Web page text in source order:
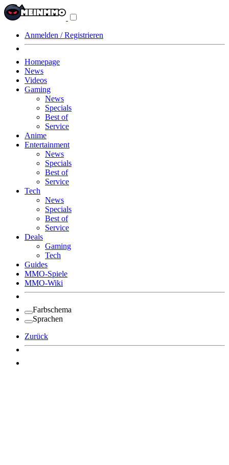
Anmelden / Registrieren
Homepage
News
Videos
Gaming
News
Specials
Best of
Service
Anime
Entertainment
News
Specials
Best of
Service
Tech
News
Specials
Best of
Service
Deals
Gaming
Tech
Guides
MMO-Spiele
MMO-Wiki
Farbschema
Sprachen
Zurück